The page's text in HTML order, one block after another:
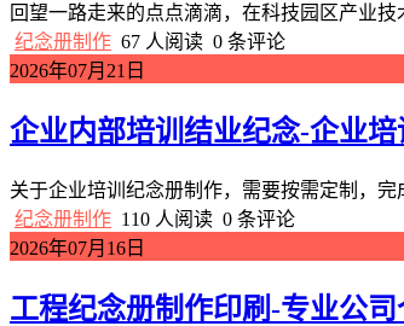
回望一路走来的点点滴滴，在科技园区产业
纪念册制作 67 人阅读 0 条评论
2026年07月21日
企业内部培训结业纪念-企业
关于企业培训纪念册制作，需要按需定制，
纪念册制作 110 人阅读 0 条评论
2026年07月16日
工程纪念册制作印刷-专业公